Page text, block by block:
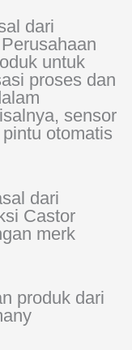
dari
untuk
proses dan
sensor
otomatis
dari
Castor
merk
produk dari